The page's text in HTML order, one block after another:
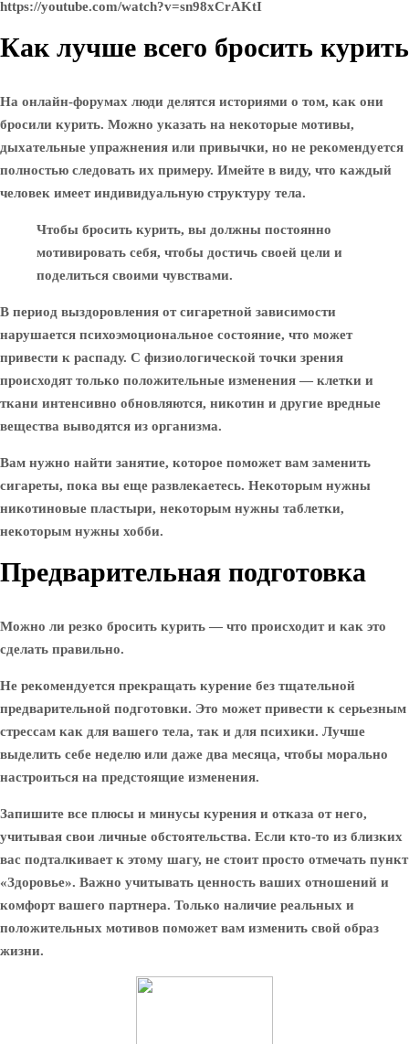
https://youtube.com/watch?v=sn98xCrAKtI
Как лучше всего бросить курить
На онлайн-форумах люди делятся историями о том, как они
бросили курить. Можно указать на некоторые мотивы,
дыхательные упражнения или привычки, но не рекомендуется
полностью следовать их примеру. Имейте в виду, что каждый
человек имеет индивидуальную структуру тела.
Чтобы бросить курить, вы должны постоянно
мотивировать себя, чтобы достичь своей цели и
поделиться своими чувствами.
В период выздоровления от сигаретной зависимости
нарушается психоэмоциональное состояние, что может
привести к распаду. С физиологической точки зрения
происходят только положительные изменения — клетки и
ткани интенсивно обновляются, никотин и другие вредные
вещества выводятся из организма.
Вам нужно найти занятие, которое поможет вам заменить
сигареты, пока вы еще развлекаетесь. Некоторым нужны
никотиновые пластыри, некоторым нужны таблетки,
некоторым нужны хобби.
Предварительная подготовка
Можно ли резко бросить курить — что происходит и как это
сделать правильно.
Не рекомендуется прекращать курение без тщательной
предварительной подготовки. Это может привести к серьезным
стрессам как для вашего тела, так и для психики. Лучше
выделить себе неделю или даже два месяца, чтобы морально
настроиться на предстоящие изменения.
Запишите все плюсы и минусы курения и отказа от него,
учитывая свои личные обстоятельства. Если кто-то из близких
вас подталкивает к этому шагу, не стоит просто отмечать пункт
«Здоровье». Важно учитывать ценность ваших отношений и
комфорт вашего партнера. Только наличие реальных и
положительных мотивов поможет вам изменить свой образ
жизни.